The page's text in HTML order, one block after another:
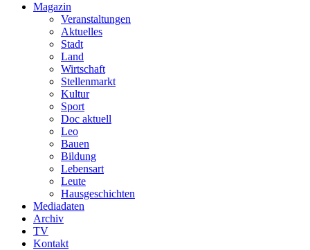
Magazin
Veranstaltungen
Aktuelles
Stadt
Land
Wirtschaft
Stellenmarkt
Kultur
Sport
Doc aktuell
Leo
Bauen
Bildung
Lebensart
Leute
Hausgeschichten
Mediadaten
Archiv
TV
Kontakt